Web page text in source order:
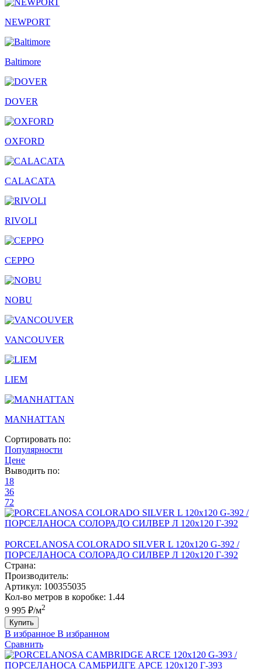
NEWPORT
Baltimore
DOVER
OXFORD
CALACATA
RIVOLI
CEPPO
NOBU
VANCOUVER
LIEM
MANHATTAN
Сортировать по:
Популярности
Цене
Выводить по:
18
36
72
PORCELANOSA COLORADO SILVER L 120х120 G-392 /
ПОРCЕЛАНОСА CОЛОРАДО СИЛВЕР Л 120х120 Г-392
Страна:
Производитель:
Артикул: 100355035
Кол-во метров в коробке: 1.44
9 995 ₽/м2
Купить
В избранное В избранном
Сравнить